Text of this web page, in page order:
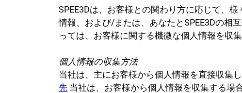
SPEE3Dは、お客様との関わり方に応じて、
情報、および/または、あなたとSPEE3Dの相
っては、お客様に関する機微な個人情報を収
個人情報の収集方法
当社は、主にお客様から個人情報を直接収集
先当社は、お客様から個人情報を収集する場